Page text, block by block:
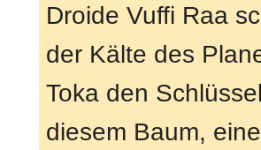
Droide Vuffi Raa
der Kälte des
Toka den
diesem Baum,